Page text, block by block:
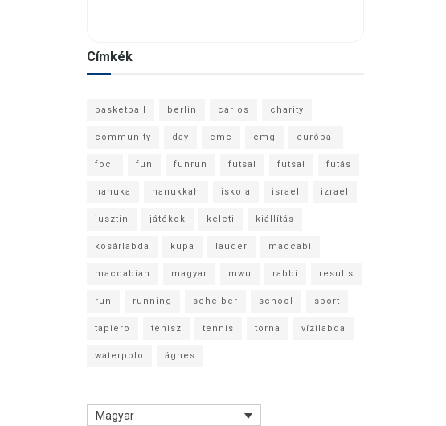
Címkék
basketball berlin carlos charity
community day emc emg európai
foci fun funrun futsal futsal futás
hanuka hanukkah iskola israel izrael
jusztin játékok keleti kiállítás
kosárlabda kupa lauder maccabi
maccabiah magyar mwu rabbi results
run running scheiber school sport
tapiero tenisz tennis torna vízilabda
waterpolo ágnes
Magyar